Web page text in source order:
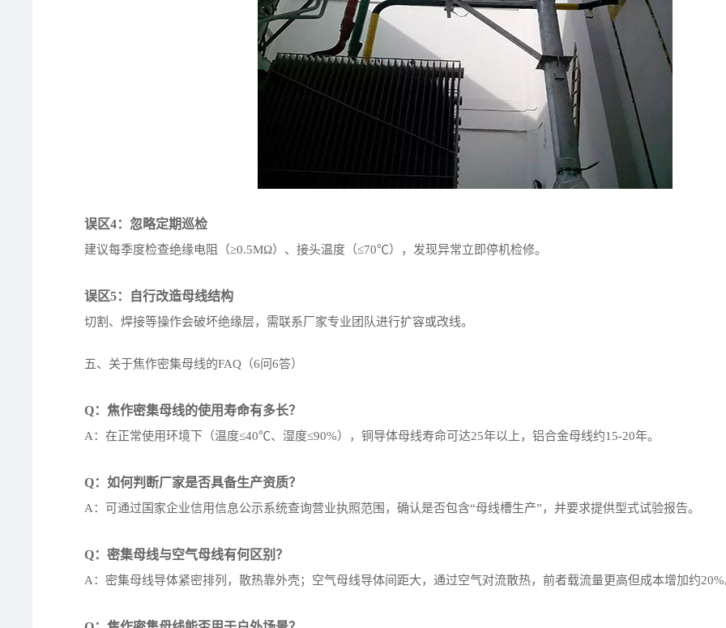
误区4：忽略定期巡检
建议每季度检查绝缘电阻（≥0.5MΩ）、接头温度（≤70℃），发现异常立即停机检修。
误区5：自行改造母线结构
切割、焊接等操作会破坏绝缘层，需联系厂家专业团队进行扩容或改线。
五、关于焦作密集母线的FAQ（6问6答）
Q：焦作密集母线的使用寿命有多长？
A：在正常使用环境下（温度≤40℃、湿度≤90%），铜导体母线寿命可达25年以上，铝合金母线约15-20年。
Q：如何判断厂家是否具备生产资质？
A：可通过国家企业信用信息公示系统查询营业执照范围，确认是否包含“母线槽生产”，并要求提供型式试验报告。
Q：密集母线与空气母线有何区别？
A：密集母线导体紧密排列，散热靠外壳；空气母线导体间距大，通过空气对流散热，前者载流量更高但成本增加约